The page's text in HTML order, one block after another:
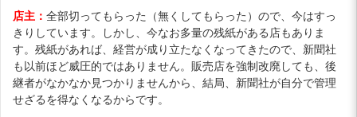
店主： 全部切ってもらった（無くしてもらった）ので、今はすっ
きりしています。しかし、今なお多量の残紙がある店もありま
す。残紙があれば、経営が成り立たなくなってきたので、新聞社
も以前ほど威圧的ではありません。販売店を強制改廃しても、後
継者がなかなか見つかりませんから、結局、新聞社が自分で管理
せざるを得なくなるからです。